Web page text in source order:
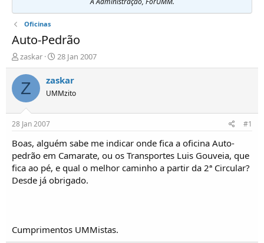
Oficinas
Auto-Pedrão
I
n
i
i
d
o
r
e
T
ó
s
zaskar
D
a
t
d
í
c
o
28 Jan 2007
Z zaskar
UMMzito
28 Jan 2007 #1
Boas, alguém sabe me indicar onde fica a oficina Auto-
pedrão em Camarate, ou os Transportes Luis Gouveia, que
fica ao pé, e qual o melhor caminho a partir da 2ª Circular?
Desde já obrigado.
Cumprimentos UMMistas.